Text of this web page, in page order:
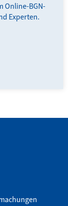
Online-BGN-
Experten.